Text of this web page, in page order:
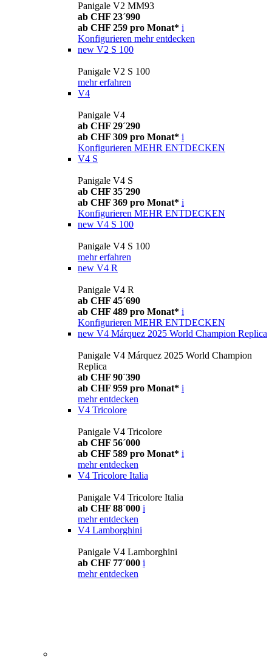
Panigale V2 MM93
ab CHF 23´990
ab CHF 259 pro Monat* i
Konfigurieren mehr entdecken
new V2 S 100
Panigale V2 S 100
mehr erfahren
V4
Panigale V4
ab CHF 29´290
ab CHF 309 pro Monat* i
Konfigurieren MEHR ENTDECKEN
V4 S
Panigale V4 S
ab CHF 35´290
ab CHF 369 pro Monat* i
Konfigurieren MEHR ENTDECKEN
new V4 S 100
Panigale V4 S 100
mehr erfahren
new V4 R
Panigale V4 R
ab CHF 45´690
ab CHF 489 pro Monat* i
Konfigurieren MEHR ENTDECKEN
new V4 Márquez 2025 World Champion Replica
Panigale V4 Márquez 2025 World Champion
Replica
ab CHF 90´390
ab CHF 959 pro Monat* i
mehr entdecken
V4 Tricolore
Panigale V4 Tricolore
ab CHF 56´000
ab CHF 589 pro Monat* i
mehr entdecken
V4 Tricolore Italia
Panigale V4 Tricolore Italia
ab CHF 88´000 i
mehr entdecken
V4 Lamborghini
Panigale V4 Lamborghini
ab CHF 77´000 i
mehr entdecken